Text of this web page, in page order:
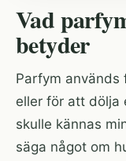
Vad
betyder
Parfym
eller för att dölja
skulle kännas
säga något om